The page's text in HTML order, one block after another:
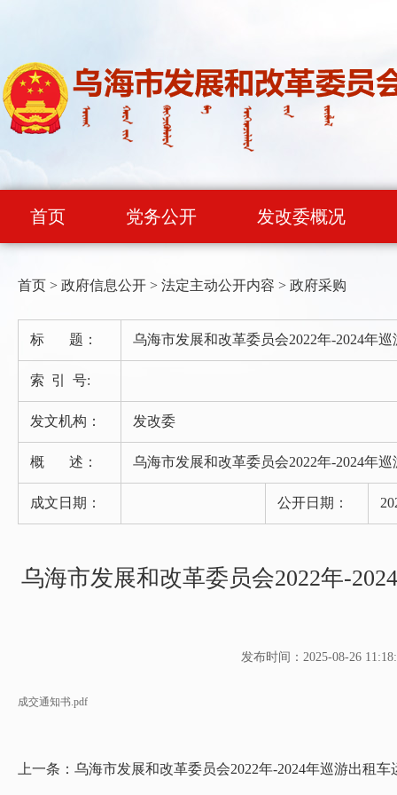
首页 党务公开 发改委概况
首页 > 政府信息公开 > 法定主动公开内容 > 政府采购
标 题： 乌海市发展和改革委员会2022年-2024年
索 引 号:
发文机构： 发改委
概 述： 乌海市发展和改革委员会2022年-2024年
成文日期： 公开日期：
乌海市发展和改革委员会2022年-
发布时间：2025-08-26
成交通知书.pdf
上一条： 乌海市发展和改革委员会2022年-2024年巡游出租